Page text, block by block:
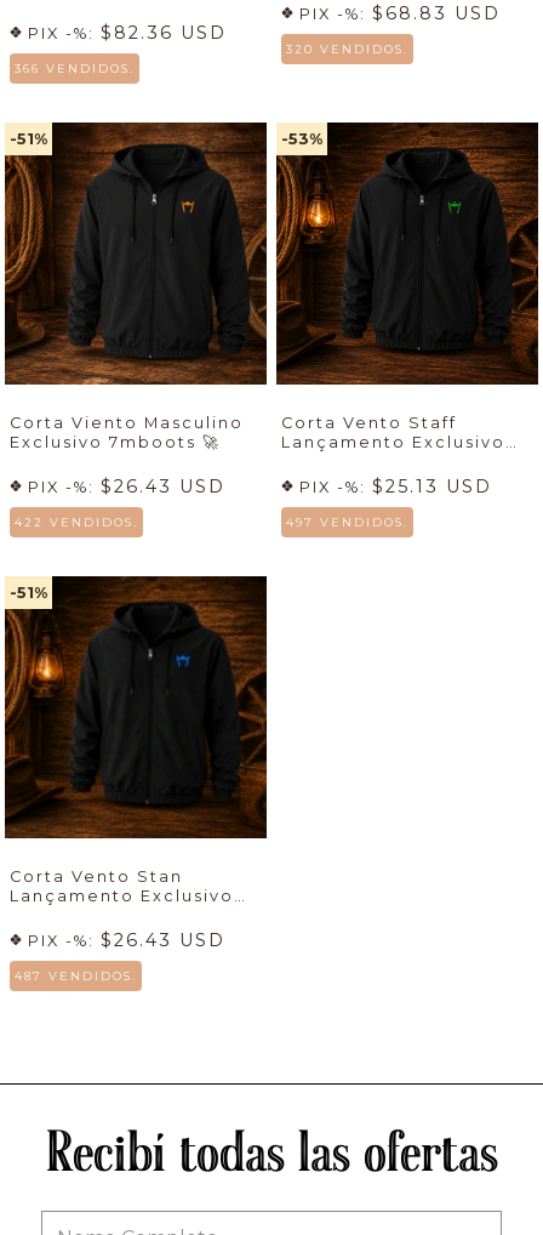
PIX -%: $82.36 USD
366 VENDIDOS.
PIX -%: $68.83 USD
320 VENDIDOS.
-51%
Corta Viento Masculino
Exclusivo 7mboots 🚀
PIX -%: $26.43 USD
422 VENDIDOS.
-53%
Corta Vento Staff
Lançamento Exclusivo
PIX -%: $25.13 USD
497 VENDIDOS.
-51%
Corta Vento Stan
Lançamento Exclusivo
PIX -%: $26.43 USD
487 VENDIDOS.
Recibí todas las ofertas